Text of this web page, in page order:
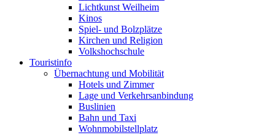
Lichtkunst Weilheim
Kinos
Spiel- und Bolzplätze
Kirchen und Religion
Volkshochschule
Touristinfo
Übernachtung und Mobilität
Hotels und Zimmer
Lage und Verkehrsanbindung
Buslinien
Bahn und Taxi
Wohnmobilstellplatz